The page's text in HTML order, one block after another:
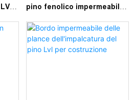
pino fenolico impermeabile